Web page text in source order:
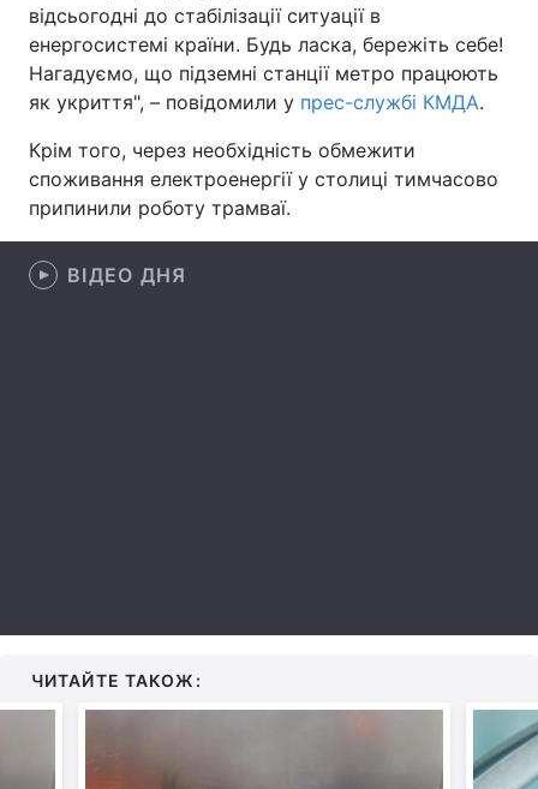
Техно і зв'язок Лайт
Зброя Інциденти
Цікавинки Погода
Екологія Регіони
Лонгріди
відсьогодні до стабілізації ситуації в
енергосистемі країни. Будь ласка, бережіть себе!
Нагадуємо, що підземні станції метро працюють
як укриття", – повідомили у прес-службі КМДА.
Крім того, через необхідність обмежити
споживання електроенергії у столиці тимчасово
припинили роботу трамваї.
ВІДЕО ДНЯ
ЧИТАЙТЕ ТАКОЖ: